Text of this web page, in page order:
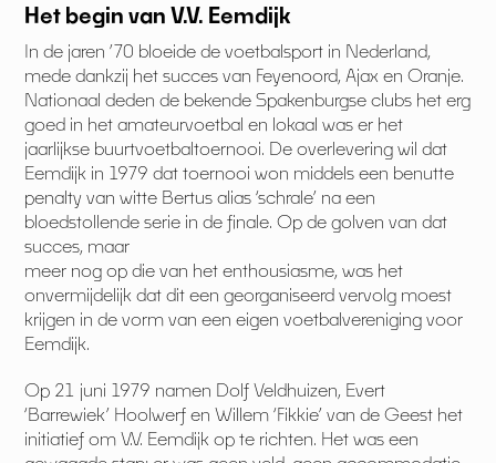
Het begin van V.V. Eemdijk
In de jaren ’70 bloeide de voetbalsport in Nederland,
mede dankzij het succes van Feyenoord, Ajax en Oranje.
Nationaal deden de bekende Spakenburgse clubs het erg
goed in het amateurvoetbal en lokaal was er het
jaarlijkse buurtvoetbaltoernooi. De overlevering wil dat
Eemdijk in 1979 dat toernooi won middels een benutte
penalty van witte Bertus alias ‘schrale’ na een
bloedstollende serie in de finale. Op de golven van dat
succes, maar
meer nog op die van het enthousiasme, was het
onvermijdelijk dat dit een georganiseerd vervolg moest
krijgen in de vorm van een eigen voetbalvereniging voor
Eemdijk.
Op 21 juni 1979 namen Dolf Veldhuizen, Evert
‘Barrewiek’ Hoolwerf en Willem ‘Fikkie’ van de Geest het
initiatief om V.V. Eemdijk op te richten. Het was een